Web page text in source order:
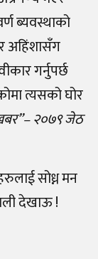
ब्यवस्थाको
अहिंशासँग
गर्नुपर्छ
त्यसको घोर
२०७९ जेठ
सोध्न मन
देखाऊ !